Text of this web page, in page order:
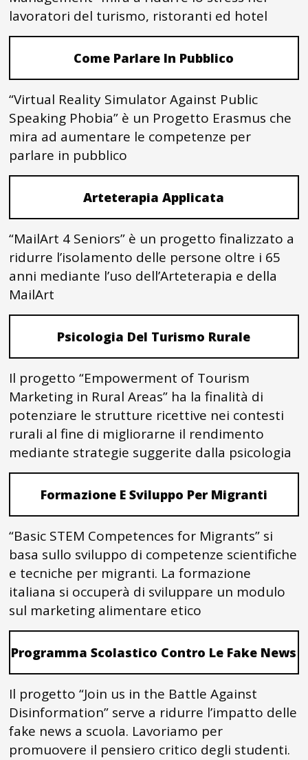
lavoratori del turismo, ristoranti ed hotel
Come Parlare In Pubblico
“Virtual Reality Simulator Against Public
Speaking Phobia” è un Progetto Erasmus che
mira ad aumentare le competenze per
parlare in pubblico
Arteterapia Applicata
“MailArt 4 Seniors” è un progetto finalizzato a
ridurre l’isolamento delle persone oltre i 65
anni mediante l’uso dell’Arteterapia e della
MailArt
Psicologia Del Turismo Rurale
Il progetto “Empowerment of Tourism
Marketing in Rural Areas” ha la finalità di
potenziare le strutture ricettive nei contesti
rurali al fine di migliorarne il rendimento
mediante strategie suggerite dalla psicologia
Formazione E Sviluppo Per Migranti
“Basic STEM Competences for Migrants” si
basa sullo sviluppo di competenze scientifiche
e tecniche per migranti. La formazione
italiana si occuperà di sviluppare un modulo
sul marketing alimentare etico
Programma Scolastico Contro Le Fake News
Il progetto “Join us in the Battle Against
Disinformation” serve a ridurre l’impatto delle
fake news a scuola. Lavoriamo per
promuovere il pensiero critico degli studenti.